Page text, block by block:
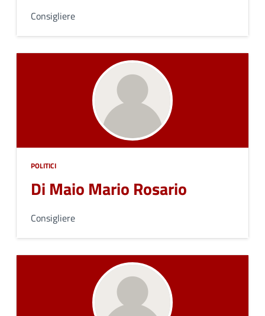
Consigliere
POLITICI
Di Maio Mario Rosario
Consigliere